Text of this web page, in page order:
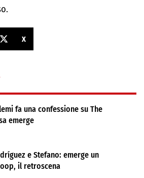
X
fa una confessione su The
emerge
e Stefano: emerge un
il retroscena